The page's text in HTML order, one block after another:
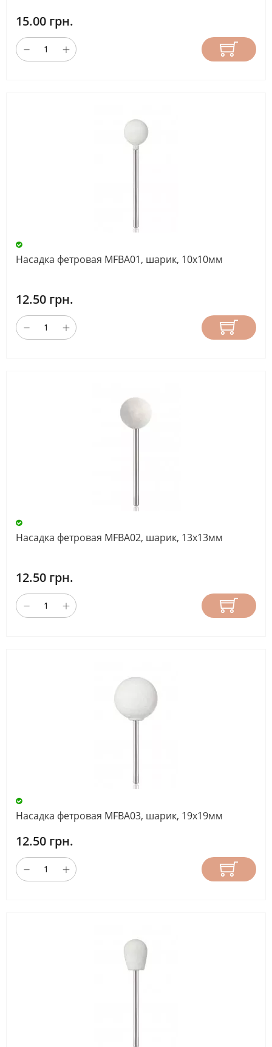
15.00 грн.
Насадка фетровая MFBA01, шарик, 10х10мм
12.50 грн.
Насадка фетровая MFBA02, шарик, 13х13мм
12.50 грн.
Насадка фетровая MFBA03, шарик, 19х19мм
12.50 грн.